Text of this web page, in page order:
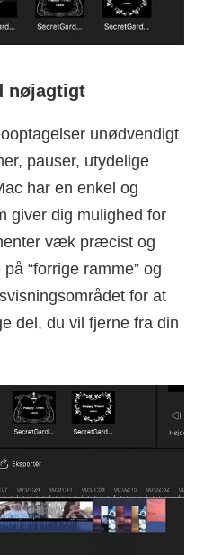
nøjagtigt
unødvendigt
pauser, utydelige
har en enkel og
giver dig mulighed for
væk præcist og
“forrige ramme” og
for at
del, du vil fjerne fra din